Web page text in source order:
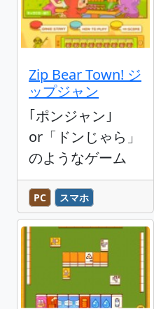
Zip Bear Town! ジ
ップジャン
｢ポンジャン｣
or「ドンじゃら」
のようなゲーム
PC スマホ